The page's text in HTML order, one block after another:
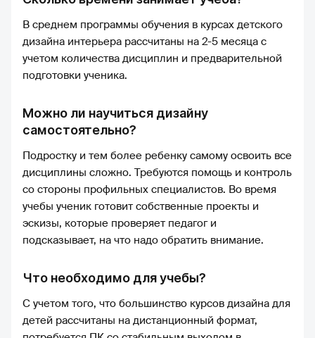
В среднем программы обучения в курсах детского
дизайна интерьера рассчитаны на 2-5 месяца с
учетом количества дисциплин и предварительной
подготовки ученика.
Можно ли научиться дизайну
самостоятельно?
Подростку и тем более ребенку самому освоить все
дисциплины сложно. Требуются помощь и контроль
со стороны профильных специалистов. Во время
учебы ученик готовит собственные проекты и
эскизы, которые проверяет педагог и
подсказывает, на что надо обратить внимание.
Что необходимо для учебы?
С учетом того, что большинство курсов дизайна для
детей рассчитаны на дистанционный формат,